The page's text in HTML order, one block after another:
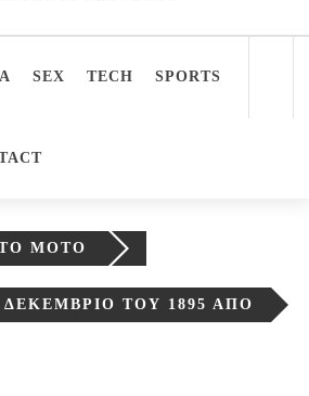
Of Men
SEX TECH SPORTS
MOTO
ΤΟΥ 1895 ΑΠΌ